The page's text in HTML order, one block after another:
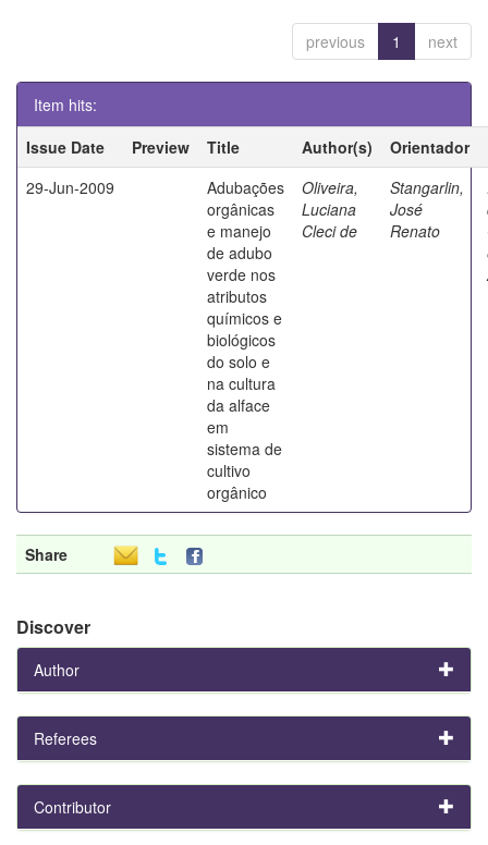
previous 1 next
Item hits:
Issue Date
Preview Title Author(s) Orientador
29-Jun-2009
Adubações
orgânicas
e manejo
de adubo
verde nos
atributos
químicos e
biológicos
do solo e
na cultura
da alface
em
sistema de
cultivo
orgânico
Oliveira,
Luciana
Cleci de
Stangarlin,
José
Renato
Share
Discover
Author
Referees
Contributor